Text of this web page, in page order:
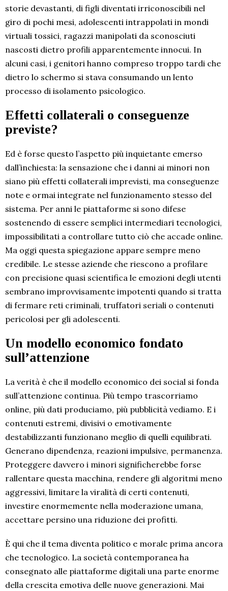
storie devastanti, di figli diventati irriconoscibili nel
giro di pochi mesi, adolescenti intrappolati in mondi
virtuali tossici, ragazzi manipolati da sconosciuti
nascosti dietro profili apparentemente innocui. In
alcuni casi, i genitori hanno compreso troppo tardi che
dietro lo schermo si stava consumando un lento
processo di isolamento psicologico.
Effetti collaterali o conseguenze
previste?
Ed è forse questo l’aspetto più inquietante emerso
dall’inchiesta: la sensazione che i danni ai minori non
siano più effetti collaterali imprevisti, ma conseguenze
note e ormai integrate nel funzionamento stesso del
sistema. Per anni le piattaforme si sono difese
sostenendo di essere semplici intermediari tecnologici,
impossibilitati a controllare tutto ciò che accade online.
Ma oggi questa spiegazione appare sempre meno
credibile. Le stesse aziende che riescono a profilare
con precisione quasi scientifica le emozioni degli utenti
sembrano improvvisamente impotenti quando si tratta
di fermare reti criminali, truffatori seriali o contenuti
pericolosi per gli adolescenti.
Un modello economico fondato
sull’attenzione
La verità è che il modello economico dei social si fonda
sull’attenzione continua. Più tempo trascorriamo
online, più dati produciamo, più pubblicità vediamo. E i
contenuti estremi, divisivi o emotivamente
destabilizzanti funzionano meglio di quelli equilibrati.
Generano dipendenza, reazioni impulsive, permanenza.
Proteggere davvero i minori significherebbe forse
rallentare questa macchina, rendere gli algoritmi meno
aggressivi, limitare la viralità di certi contenuti,
investire enormemente nella moderazione umana,
accettare persino una riduzione dei profitti.
È qui che il tema diventa politico e morale prima ancora
che tecnologico. La società contemporanea ha
consegnato alle piattaforme digitali una parte enorme
della crescita emotiva delle nuove generazioni. Mai